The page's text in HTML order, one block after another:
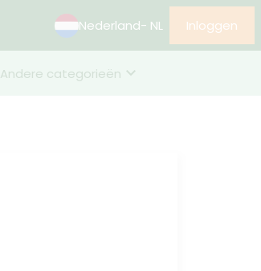
Nederland- NL Inloggen
Andere categorieën